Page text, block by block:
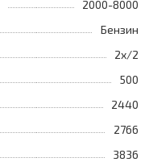
2000-8000
Бензин
2х/2
500
2440
2766
3836